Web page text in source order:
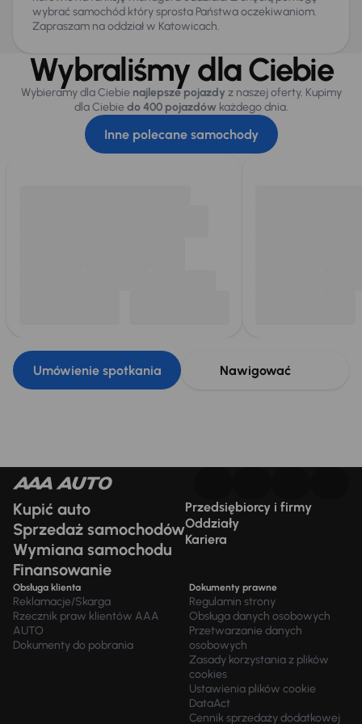
wybrać samochód który sprosta Państwa oczekiwaniom.
Zapraszam na oddział w Katowicach.
Wybraliśmy dla Ciebie
Wybieramy dla Ciebie najlepsze pojazdy z naszej oferty. Kupimy
dla Ciebiedo 400 pojazdówkażdego dnia.
Inne polecane samochody
Umówienie spotkania Nawigować
Kupić auto
Sprzedaż samochodów
Wymiana samochodu
Finansowanie
Przedsiębiorcy i firmy
Oddziały
Kariera
Obsługa klienta
Reklamacje/Skarga
Rzecznik praw klientów AAA
AUTO
Dokumenty do pobrania
Dokumenty prawne
Regulamin strony
Obsługa danych osobowych
Przetwarzanie danych
osobowych
Zasady korzystania z plików
cookies
Ustawienia plików cookie
DataAct
Cennik sprzedaży dodatkowej